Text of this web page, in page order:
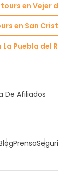
tours en Vejer
en San
Puebla del
De Afiliados
Prensa